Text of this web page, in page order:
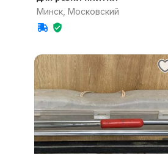
Минск, Московский